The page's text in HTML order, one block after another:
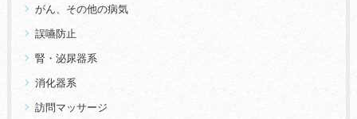
がん、その他の病気
誤嚥防止
腎・泌尿器系
消化器系
訪問マッサージ